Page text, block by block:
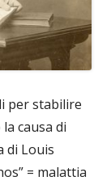
per stabilire
causa di
di Louis
= malattia